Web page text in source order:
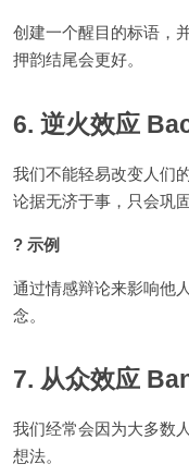
创建一个醒目的标语，
押韵结尾会更好。
6. 逆火效应
我们不能轻易改变人们
论据无济于事，只会巩
? 示例
通过情感辩论来影响他
念。
7. 从众效应
我们经常会因为大多数
想法。